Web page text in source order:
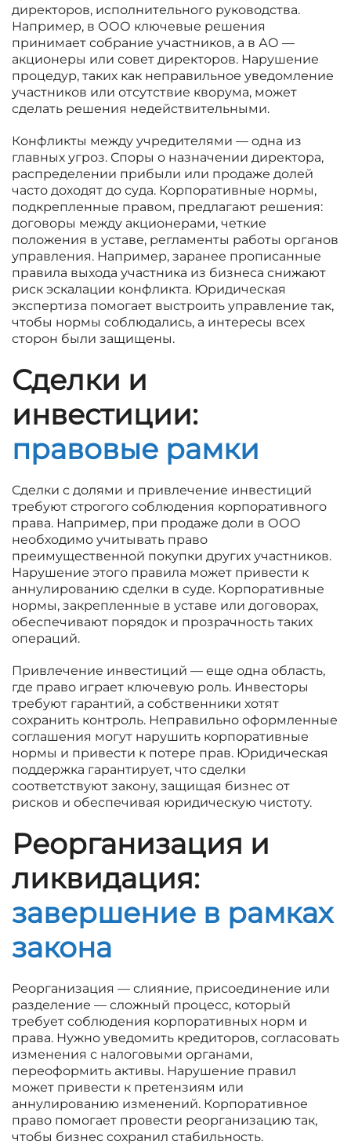
директоров, исполнительного руководства.
Например, в ООО ключевые решения
принимает собрание участников, а в АО —
акционеры или совет директоров. Нарушение
процедур, таких как неправильное уведомление
участников или отсутствие кворума, может
сделать решения недействительными.
Конфликты между учредителями — одна из
главных угроз. Споры о назначении директора,
распределении прибыли или продаже долей
часто доходят до суда. Корпоративные нормы,
подкрепленные правом, предлагают решения:
договоры между акционерами, четкие
положения в уставе, регламенты работы органов
управления. Например, заранее прописанные
правила выхода участника из бизнеса снижают
риск эскалации конфликта. Юридическая
экспертиза помогает выстроить управление так,
чтобы нормы соблюдались, а интересы всех
сторон были защищены.
Сделки и
инвестиции:
правовые рамки
Сделки с долями и привлечение инвестиций
требуют строгого соблюдения корпоративного
права. Например, при продаже доли в ООО
необходимо учитывать право
преимущественной покупки других участников.
Нарушение этого правила может привести к
аннулированию сделки в суде. Корпоративные
нормы, закрепленные в уставе или договорах,
обеспечивают порядок и прозрачность таких
операций.
Привлечение инвестиций — еще одна область,
где право играет ключевую роль. Инвесторы
требуют гарантий, а собственники хотят
сохранить контроль. Неправильно оформленные
соглашения могут нарушить корпоративные
нормы и привести к потере прав. Юридическая
поддержка гарантирует, что сделки
соответствуют закону, защищая бизнес от
рисков и обеспечивая юридическую чистоту.
Реорганизация и
ликвидация:
завершение в рамках
закона
Реорганизация — слияние, присоединение или
разделение — сложный процесс, который
требует соблюдения корпоративных норм и
права. Нужно уведомить кредиторов, согласовать
изменения с налоговыми органами,
переоформить активы. Нарушение правил
может привести к претензиям или
аннулированию изменений. Корпоративное
право помогает провести реорганизацию так,
чтобы бизнес сохранил стабильность.